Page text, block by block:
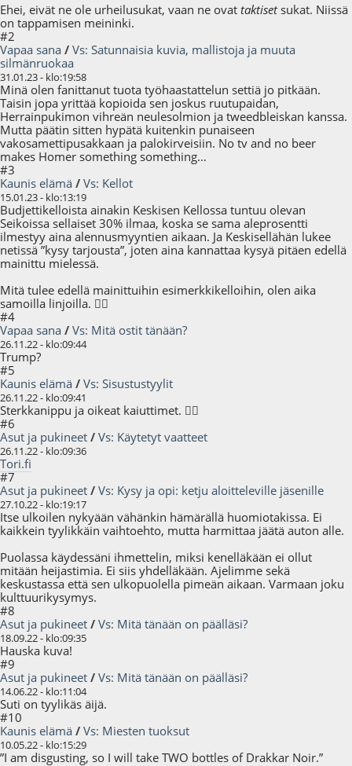
Ehei, eivät ne ole urheilusukat, vaan ne ovat taktisetsukat. Niissä
on tappamisen meininki.
#2
Vapaa sana / Vs: Satunnaisia kuvia, mallistoja ja muuta
silmänruokaa
31.01.23 - klo:19:58
Minä olen fanittanut tuota työhaastattelun settiä jo pitkään.
Taisin jopa yrittää kopioida sen joskus ruutupaidan,
Herrainpukimon vihreän neulesolmion ja tweedbleiskan kanssa.
Mutta päätin sitten hypätä kuitenkin punaiseen
vakosamettipusakkaan ja palokirveisiin. No tv and no beer
makes Homer something something…
#3
Kaunis elämä / Vs: Kellot
15.01.23 - klo:13:19
Budjettikelloista ainakin Keskisen Kellossa tuntuu olevan
Seikoissa sellaiset 30% ilmaa, koska se sama aleprosentti
ilmestyy aina alennusmyyntien aikaan. Ja Keskisellähän lukee
netissä ”kysy tarjousta”, joten aina kannattaa kysyä pitäen edellä
mainittu mielessä.
Mitä tulee edellä mainittuihin esimerkkikelloihin, olen aika
samoilla linjoilla. 👍🏻
#4
Vapaa sana / Vs: Mitä ostit tänään?
26.11.22 - klo:09:44
Trump?
#5
Kaunis elämä / Vs: Sisustustyylit
26.11.22 - klo:09:41
Sterkkanippu ja oikeat kaiuttimet. 👍🏻
#6
Asut ja pukineet / Vs: Käytetyt vaatteet
26.11.22 - klo:09:36
Tori.fi
#7
Asut ja pukineet / Vs: Kysy ja opi: ketju aloitteleville jäsenille
27.10.22 - klo:19:17
Itse ulkoilen nykyään vähänkin hämärällä huomiotakissa. Ei
kaikkein tyylikkäin vaihtoehto, mutta harmittaa jäätä auton alle.
Puolassa käydessäni ihmettelin, miksi kenelläkään ei ollut
mitään heijastimia. Ei siis yhdelläkään. Ajelimme sekä
keskustassa että sen ulkopuolella pimeän aikaan. Varmaan joku
kulttuurikysymys.
#8
Asut ja pukineet / Vs: Mitä tänään on päälläsi?
18.09.22 - klo:09:35
Hauska kuva!
#9
Asut ja pukineet / Vs: Mitä tänään on päälläsi?
14.06.22 - klo:11:04
Suti on tyylikäs äijä.
#10
Kaunis elämä / Vs: Miesten tuoksut
10.05.22 - klo:15:29
”I am disgusting, so I will take TWO bottles of Drakkar Noir.”